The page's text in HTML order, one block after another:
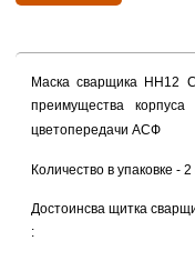
Маска сварщика НН12
преимущества
цветопередачи АСФ
Количество в упаковке - 2
Достоинсва щитка
: